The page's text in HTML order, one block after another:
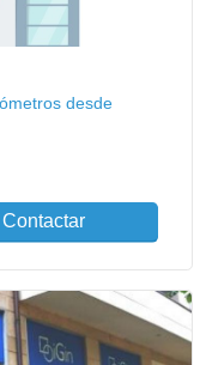
desde
Contactar